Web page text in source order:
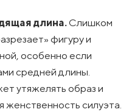
длина.Слишком
фигуру и
особенно если
средней длины.
утяжелять образ и
женственность силуэта.